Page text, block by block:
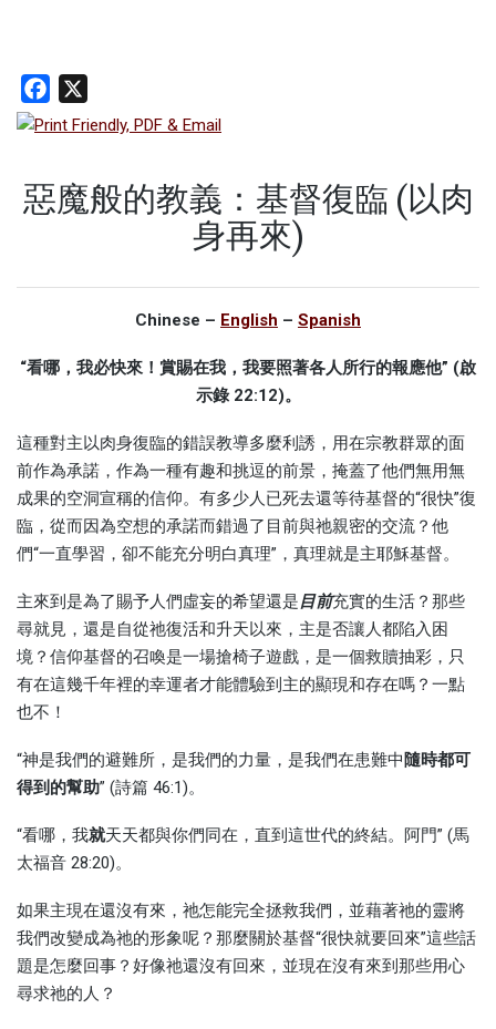
Facebook
惡魔般的教義：基督復臨 (以肉
身再來)
Chinese – English – Spanish
“看哪，我必快來！賞賜在我，我要照著各人所行的報應他” (啟
示錄22:12)。
這種對主以肉身復臨的錯誤教導多麼利誘，用在宗教群眾的面
前作為承諾，作為一種有趣和挑逗的前景，掩蓋了他們無用無
成果的空洞宣稱的信仰。有多少人已死去還等待基督的“很快”復
臨，從而因為空想的承諾而錯過了目前與祂親密的交流？他
們“一直學習，卻不能充分明白真理”，真理就是主耶穌基督。
主來到是為了賜予人們虛妄的希望還是目前充實的生活？那些
尋就見，還是自從祂復活和升天以來，主是否讓人都陷入困
境？信仰基督的召喚是一場搶椅子遊戲，是一個救贖抽彩，只
有在這幾千年裡的幸運者才能體驗到主的顯現和存在嗎？一點
也不！
“神是我們的避難所，是我們的力量，是我們在患難中 隨時都可
得到 的幫助” (詩篇 46:1)。
“看哪，我就天天都與你們同在，直到這世代的終結。阿門” (馬
太福音 28:20)。
如果主現在還沒有來，祂怎能完全拯救我們，並藉著祂的靈將
我們改變成為祂的形象呢？那麼關於基督“很快就要回來”這些話
題是怎麼回事？好像祂還沒有回來，並現在沒有來到那些用心
尋求祂的人？